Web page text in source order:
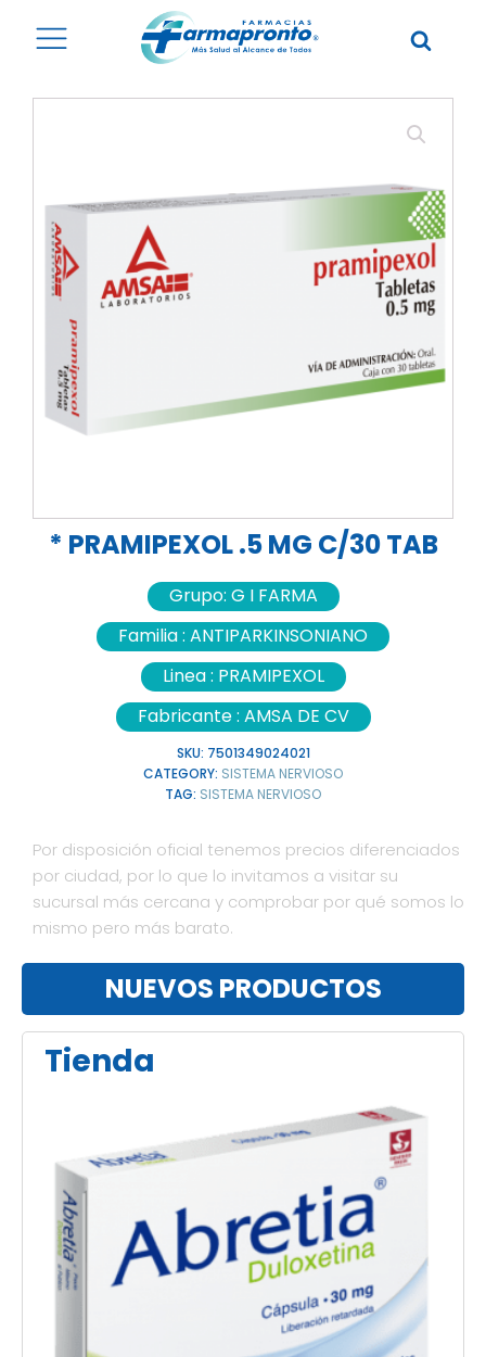
* PRAMIPEXOL .5 MG C/30 TAB
Grupo: G I FARMA
Familia : ANTIPARKINSONIANO
Linea : PRAMIPEXOL
Fabricante : AMSA DE CV
SKU: 7501349024021
CATEGORY: SISTEMA NERVIOSO
TAG: SISTEMA NERVIOSO
Por disposición oficial tenemos precios diferenciados
por ciudad, por lo que lo invitamos a visitar su
sucursal más cercana y comprobar por qué somos lo
mismo pero más barato.
NUEVOS PRODUCTOS
Tienda